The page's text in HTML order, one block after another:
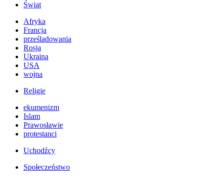
Świat
Afryka
Francja
prześladowania
Rosja
Ukraina
USA
wojna
Religie
ekumenizm
Islam
Prawosławie
protestanci
Uchodźcy
Społeczeństwo